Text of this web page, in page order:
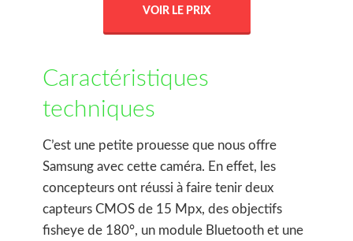
VOIR LE PRIX
Caractéristiques
techniques
C’est une petite prouesse que nous offre
Samsung avec cette caméra. En effet, les
concepteurs ont réussi à faire tenir deux
capteurs CMOS de 15 Mpx, des objectifs
fisheye de 180°, un module Bluetooth et une